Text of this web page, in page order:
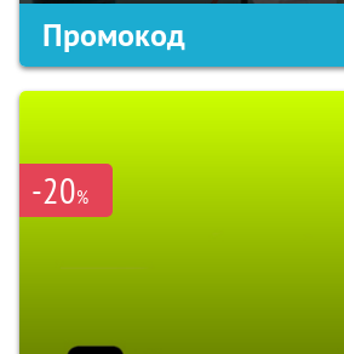
Промокод
-20%